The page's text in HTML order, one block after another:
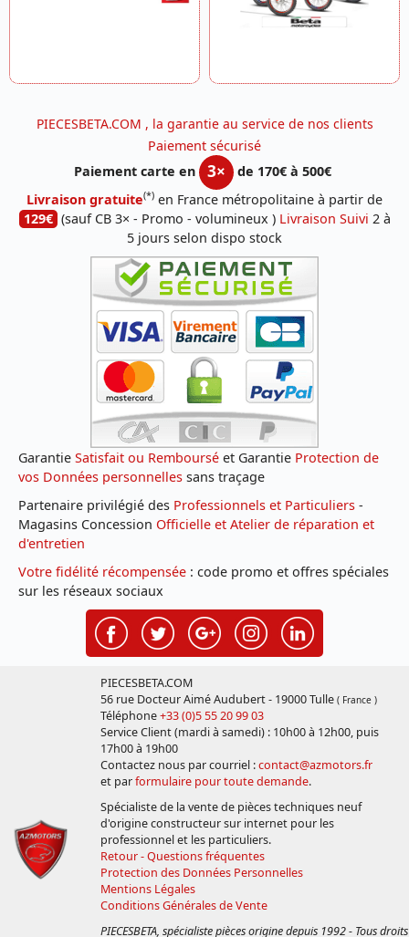
PIECESBETA.COM , la garantie au service de nos clients
Paiement sécurisé
Paiement carte en
3×
de 170€ à 500€
Livraison gratuite(*) en France métropolitaine à partir de
129€ (sauf CB 3× - Promo - volumineux ) Livraison Suivi 2 à
5 jours selon dispo stock
Garantie Satisfait ou Remboursé et Garantie Protection de
vos Données personnelles sans traçage
Partenaire privilégié des Professionnels et Particuliers -
Magasins Concession Officielle et Atelier de réparation et
d'entretien
Votre fidélité récompensée : code promo et offres spéciales
sur les réseaux sociaux
PIECESBETA.COM
56 rue Docteur Aimé Audubert - 19000 Tulle ( France )
Téléphone+33 (0)5 55 20 99 03
Service Client (mardi à samedi) : 10h00 à 12h00, puis
17h00 à 19h00
Contactez nous par courriel :contact@azmotors.fr
et parformulaire pour toute demande.
Spécialiste de la vente de pièces techniques neuf
d'origine constructeur sur internet pour les
professionnel et les particuliers.
Retour - Questions fréquentes
Protection des Données Personnelles
Mentions Légales
Conditions Générales de Vente
PIECESBETA, spécialiste pièces origine depuis 1992 - Tous droits